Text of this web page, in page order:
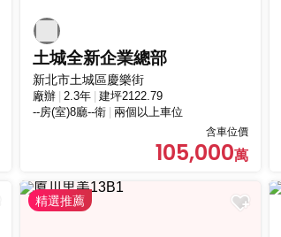
土城全新企業總部
新北市土城區慶樂街
廠辦 2.3年 建坪2122.79
--房(室)8廳--衛 兩個以上車位
含車位價
105,000